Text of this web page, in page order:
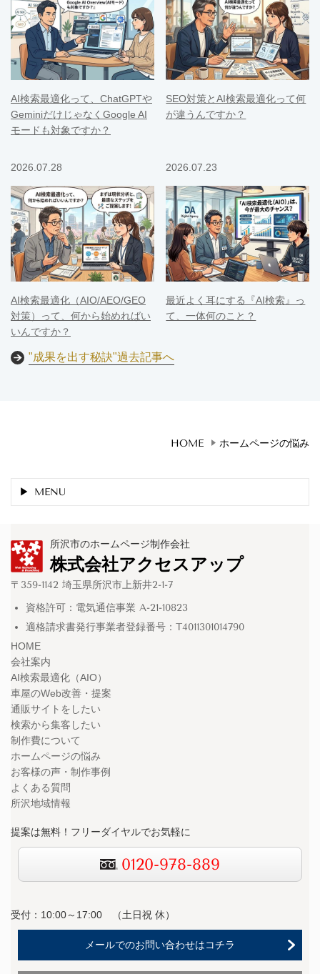
AI検索最適化って、ChatGPTや
GeminiだけじゃなくGoogle AI
モードも対象ですか？
SEO対策とAI検索最適化って何
が違うんですか？
2026.07.28
AI検索最適化（AIO/AEO/GEO
対策）って、何から始めればい
いんですか？
2026.07.23
最近よく耳にする『AI検索』っ
て、一体何のこと？
"成果を出す秘訣"過去記事へ
HOME ホームページの悩み
MENU
所沢市のホームページ制作会社
株式会社アクセスアップ
〒359-1142 埼玉県所沢市上新井2-1-7
資格許可：電気通信事業 A-21-10823
適格請求書発行事業者登録番号：T4011301014790
HOME
会社案内
AI検索最適化（AIO）
車屋のWeb改善・提案
通販サイトをしたい
検索から集客したい
制作費について
ホームページの悩み
お客様の声・制作事例
よくある質問
所沢地域情報
提案は無料！フリーダイヤルでお気軽に
0120-978-889
受付：10:00～17:00 （土日祝 休）
メールでのお問い合わせはコチラ